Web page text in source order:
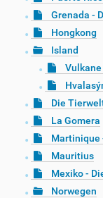
Grenada -
Hongkong
Island
Die
La Gomera
Martinique
Mauritius
Mexiko -
Norwegen